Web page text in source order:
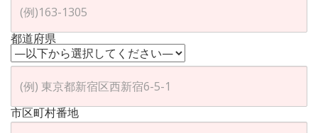
都道府県
市区町村番地